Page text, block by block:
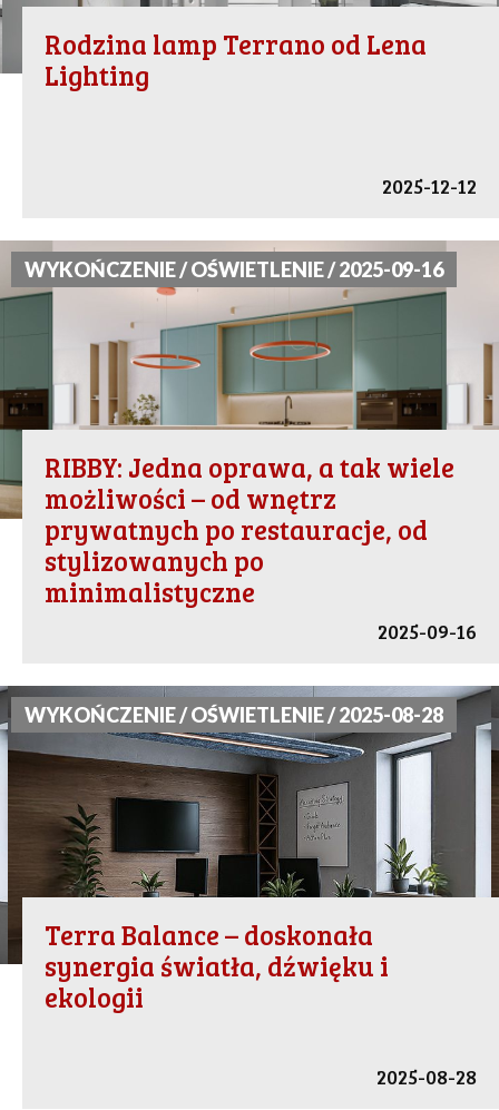
Rodzina lamp Terrano od Lena
Lighting
2025-12-12
WYKOŃCZENIE / OŚWIETLENIE / 2025-09-16
RIBBY: Jedna oprawa, a tak wiele
możliwości – od wnętrz
prywatnych po restauracje, od
stylizowanych po
minimalistyczne
2025-09-16
WYKOŃCZENIE / OŚWIETLENIE / 2025-08-28
Terra Balance – doskonała
synergia światła, dźwięku i
ekologii
2025-08-28